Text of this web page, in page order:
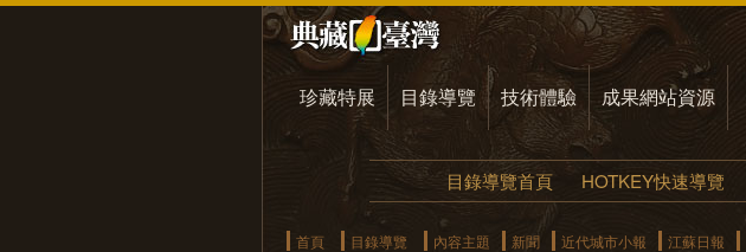
珍藏特展 目錄導覽 技術體驗 成果網站資源
目錄導覽首頁 HOTKEY快速導覽
首頁 目錄導覽 內容主題 新聞 近代城市小報 江蘇日報